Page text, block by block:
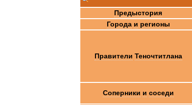
Предыстория
Города и регионы
Правители Теночтитлана
Соперники и соседи